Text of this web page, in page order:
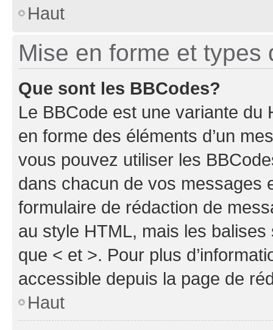
Haut
Mise en forme et types
Que sont les BBCodes?
Le BBCode est une variante du
en forme des éléments d’un
vous pouvez utiliser les
dans chacun de vos messages
formulaire de rédaction de
au style HTML, mais les
que < et >. Pour plus
accessible depuis la page de
Haut